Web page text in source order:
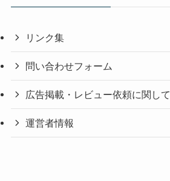
リンク集
問い合わせフォーム
広告掲載・レビュー依頼に関して
運営者情報